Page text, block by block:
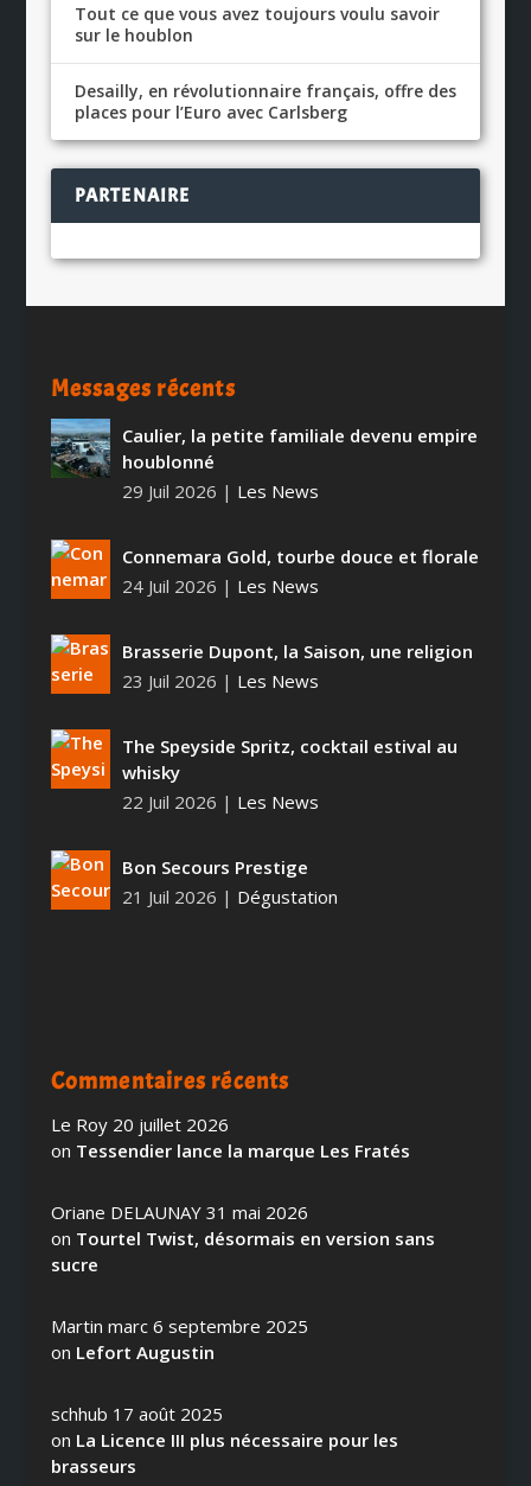
Tout ce que vous avez toujours voulu savoir
sur le houblon
Desailly, en révolutionnaire français, offre des
places pour l’Euro avec Carlsberg
PARTENAIRE
Messages récents
Caulier, la petite familiale devenu empire
houblonné
29 Juil 2026 | Les News
Connemara Gold, tourbe douce et florale
24 Juil 2026 | Les News
Brasserie Dupont, la Saison, une religion
23 Juil 2026 | Les News
The Speyside Spritz, cocktail estival au
whisky
22 Juil 2026 | Les News
Bon Secours Prestige
21 Juil 2026 | Dégustation
Commentaires récents
Le Roy 20 juillet 2026
on Tessendier lance la marque Les Fratés
Oriane DELAUNAY 31 mai 2026
on Tourtel Twist, désormais en version sans
sucre
Martin marc 6 septembre 2025
on Lefort Augustin
schhub 17 août 2025
on La Licence III plus nécessaire pour les
brasseurs